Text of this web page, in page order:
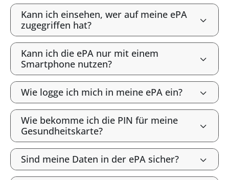
Kann ich einsehen, wer auf meine ePA
zugegriffen hat?
Kann ich die ePA nur mit einem
Smartphone nutzen?
Wie logge ich mich in meine ePA ein?
Wie bekomme ich die PIN für meine
Gesundheitskarte?
Sind meine Daten in der ePA sicher?